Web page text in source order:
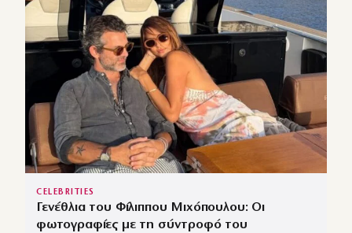
CELEBRITIES
Γενέθλια του Φίλιππου Μιχόπουλου: Οι
φωτογραφίες με τη σύντροφό του